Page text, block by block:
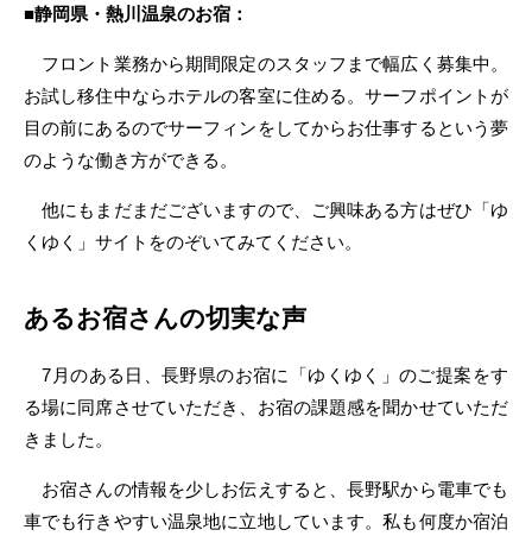
■静岡県・熱川温泉のお宿：
フロント業務から期間限定のスタッフまで幅広く募集中。
お試し移住中ならホテルの客室に住める。サーフポイントが
目の前にあるのでサーフィンをしてからお仕事するという夢
のような働き方ができる。
他にもまだまだございますので、ご興味ある方はぜひ「ゆ
くゆく」サイトをのぞいてみてください。
あるお宿さんの切実な声
7月のある日、長野県のお宿に「ゆくゆく」のご提案をす
る場に同席させていただき、お宿の課題感を聞かせていただ
きました。
お宿さんの情報を少しお伝えすると、長野駅から電車でも
車でも行きやすい温泉地に立地しています。私も何度か宿泊